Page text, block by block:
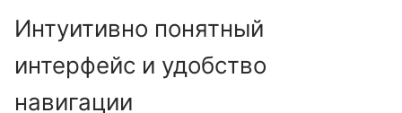
Интуитивно понятный
интерфейс и удобство
навигации